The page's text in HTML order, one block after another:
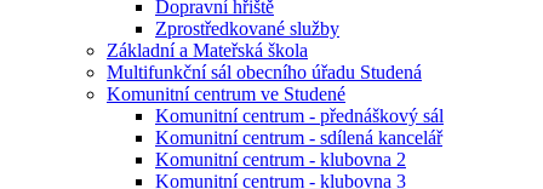
Dopravní hřiště
Zprostředkované služby
Základní a Mateřská škola
Multifunkční sál obecního úřadu Studená
Komunitní centrum ve Studené
Komunitní centrum - přednáškový sál
Komunitní centrum - sdílená kancelář
Komunitní centrum - klubovna 2
Komunitní centrum - klubovna 3